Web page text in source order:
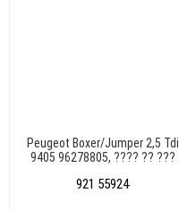
Peugeot Boxer/Jumper 2,5 Tdi
9405 96278805, ???? ?? ???
921 55924